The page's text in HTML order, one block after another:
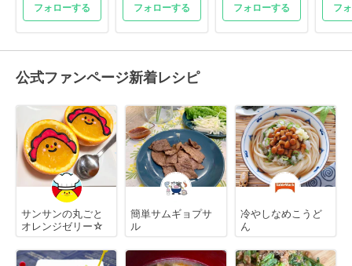
フォローする フォローする フォローする フ
公式ファンページ新着レシピ
サンサンの丸ごと
オレンジゼリー☆
簡単サムギョプサ
ル
冷やしなめこうど
ん